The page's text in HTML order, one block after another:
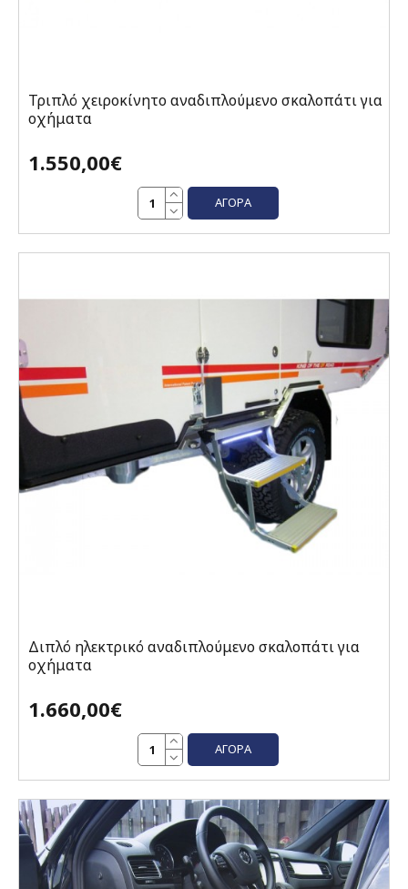
Τριπλό χειροκίνητο αναδιπλούμενο σκαλοπάτι για
οχήματα
1.550,00€
ΑΓΟΡΆ
Διπλό ηλεκτρικό αναδιπλούμενο σκαλοπάτι για
οχήματα
1.660,00€
ΑΓΟΡΆ